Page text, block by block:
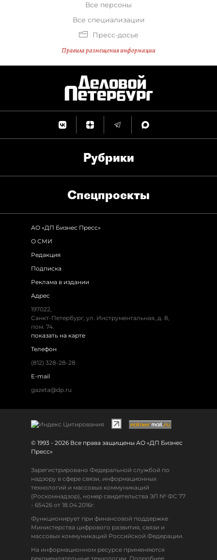
Все персоны
Все специализации
Пресс-досье
Правила размещения информации
Рубрики
Спец­проекты
АО «ДП Бизнес Пресс»
О СМИ
Редакция
Подписка
Реклама в издании
Адрес
197022,
Санкт-Петербург, ул. Инструментальная, д. 8,
пом. 74.
показать на карте
Телефон
(812) 328-28-28
E-mail
gazeta@dp.ru
© 1993 - 2026 Все права защищены АО «ДП Бизнес
Пресс»
Зарегистрировано Федеральной службой по
надзору в сфере связи, информационных
технологий и массовых коммуникаций
(Роскомнадзор), номер свидетельства ЭЛ № ФС 77
- 65426 от 18.04.2016г.
Функционирует при финансовой поддержке
Министерства цифрового развития, связи и
массовых коммуникаций Российской Федерации.
На информационном ресурсе применяются
рекомендательные технологии. Подробнее.